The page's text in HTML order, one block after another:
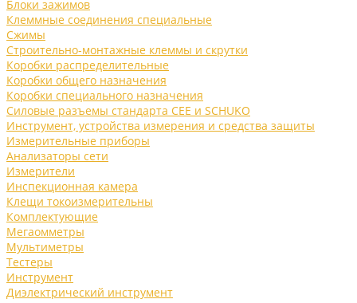
Блоки зажимов
Клеммные соединения специальные
Сжимы
Строительно-монтажные клеммы и скрутки
Коробки распределительные
Коробки общего назначения
Коробки специального назначения
Силовые разъемы стандарта CEE и SCHUKO
Инструмент, устройства измерения и средства защиты
Измерительные приборы
Анализаторы сети
Измерители
Инспекционная камера
Клещи токоизмерительны
Комплектующие
Мегаомметры
Мультиметры
Тестеры
Инструмент
Диэлектрический инструмент